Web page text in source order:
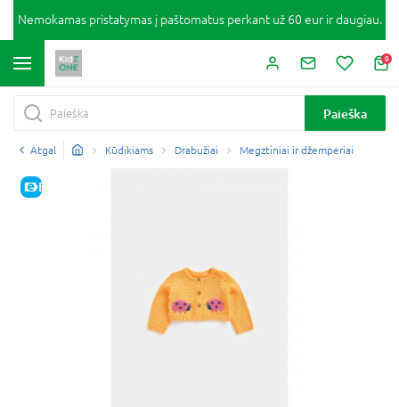
Nemokamas pristatymas į paštomatus perkant už 60 eur ir daugiau.
0
Paieška
Atgal Kūdikiams Drabužiai Megztiniai ir džemperiai
E-KAINA